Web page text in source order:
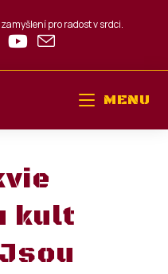
pro radost v srdci.
MENU
kult